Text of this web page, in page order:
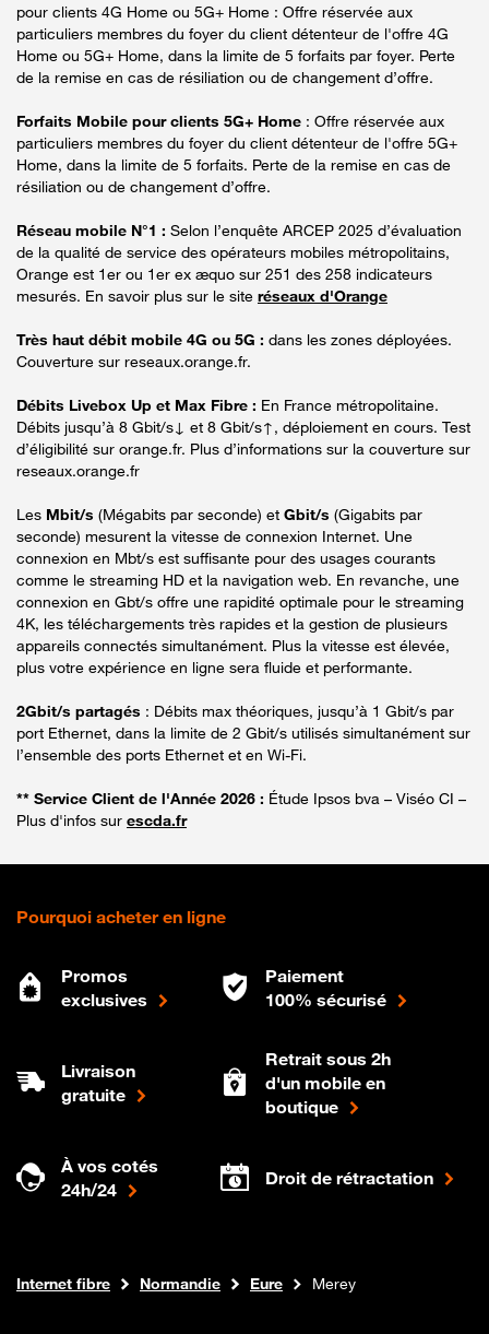
pour clients 4G Home ou 5G+ Home : Offre réservée aux
particuliers membres du foyer du client détenteur de l'offre 4G
Home ou 5G+ Home, dans la limite de 5 forfaits par foyer. Perte
de la remise en cas de résiliation ou de changement d’offre.
Forfaits Mobile pour clients 5G+ Home : Offre réservée aux
particuliers membres du foyer du client détenteur de l'offre 5G+
Home, dans la limite de 5 forfaits. Perte de la remise en cas de
résiliation ou de changement d’offre.
Réseau mobile N°1 : Selon l’enquête ARCEP 2025 d’évaluation
de la qualité de service des opérateurs mobiles métropolitains,
Orange est 1er ou 1er ex æquo sur 251 des 258 indicateurs
mesurés. En savoir plus sur le site réseaux d'Orange
Très haut débit mobile 4G ou 5G : dans les zones déployées.
Couverture sur reseaux.orange.fr.
Débits Livebox Up et Max Fibre : En France métropolitaine.
Débits jusqu’à 8 Gbit/s↓ et 8 Gbit/s↑, déploiement en cours. Test
d’éligibilité sur orange.fr. Plus d’informations sur la couverture sur
reseaux.orange.fr
Les Mbit/s (Mégabits par seconde) et Gbit/s (Gigabits par
seconde) mesurent la vitesse de connexion Internet. Une
connexion en Mbt/s est suffisante pour des usages courants
comme le streaming HD et la navigation web. En revanche, une
connexion en Gbt/s offre une rapidité optimale pour le streaming
4K, les téléchargements très rapides et la gestion de plusieurs
appareils connectés simultanément. Plus la vitesse est élevée,
plus votre expérience en ligne sera fluide et performante.
2Gbit/s partagés : Débits max théoriques, jusqu’à 1 Gbit/s par
port Ethernet, dans la limite de 2 Gbit/s utilisés simultanément sur
l’ensemble des ports Ethernet et en Wi-Fi.
** Service Client de l'Année 2026 : Étude Ipsos bva – Viséo CI –
Plus d'infos sur escda.fr
Pourquoi acheter en ligne
Promos
exclusives
Paiement
100% sécurisé
Livraison
gratuite
Retrait sous 2h
d'un mobile en
boutique
À vos cotés
24h/24
Droit de rétractation
Boutique Orange
Internet fibre Normandie Eure Merey